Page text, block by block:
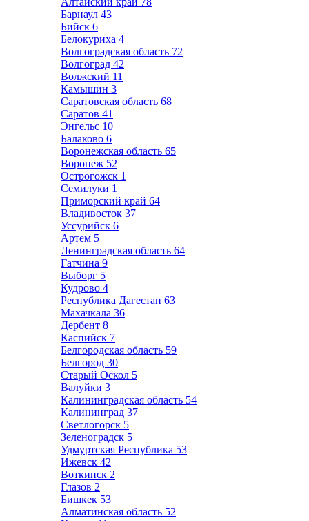
Барнаул 43
Бийск 6
Белокуриха 4
Волгоградская область 72
Волгоград 42
Волжский 11
Камышин 3
Саратовская область 68
Саратов 41
Энгельс 10
Балаково 6
Воронежская область 65
Воронеж 52
Острогожск 1
Семилуки 1
Приморский край 64
Владивосток 37
Уссурийск 6
Артем 5
Ленинградская область 64
Гатчина 9
Выборг 5
Кудрово 4
Республика Дагестан 63
Махачкала 36
Дербент 8
Каспийск 7
Белгородская область 59
Белгород 30
Старый Оскол 5
Валуйки 3
Калининградская область 54
Калининград 37
Светлогорск 5
Зеленоградск 5
Удмуртская Республика 53
Ижевск 42
Воткинск 2
Глазов 2
Бишкек 53
Алматинская область 52